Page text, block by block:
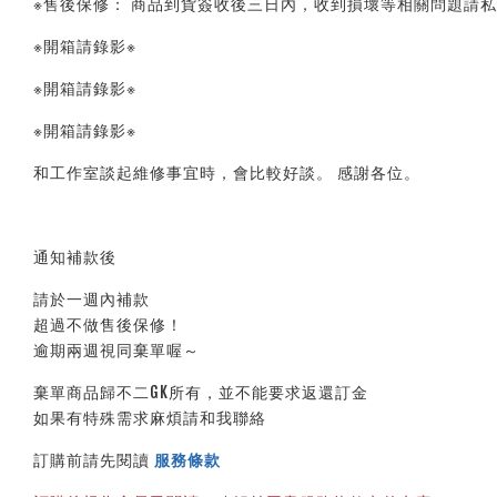
※售後保修： 商品到貨簽收後三日內，收到損壞等相關問題請
※開箱請錄影※
※開箱請錄影※
※開箱請錄影※
和工作室談起維修事宜時，會比較好談。 感謝各位。
通知補款後
請於一週內補款
超過不做售後保修！
逾期兩週視同棄單喔～
棄單商品歸不二GK所有，並不能要求返還訂金
如果有特殊需求麻煩請和我聯絡
訂購前請先閱讀 服務條款